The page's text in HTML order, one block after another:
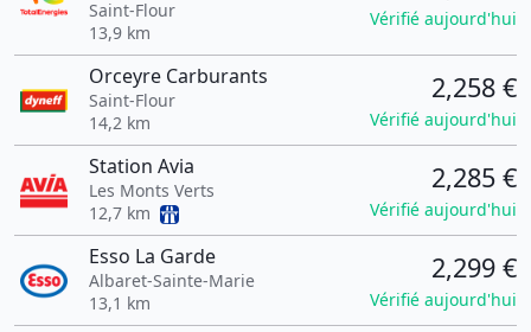
Saint-Flour
13,9 km
Vérifié aujourd'hui
Orceyre Carburants
Saint-Flour
14,2 km
2,258 €
Vérifié aujourd'hui
Station Avia
Les Monts Verts
12,7 km
2,285 €
Vérifié aujourd'hui
Esso La Garde
Albaret-Sainte-Marie
13,1 km
2,299 €
Vérifié aujourd'hui